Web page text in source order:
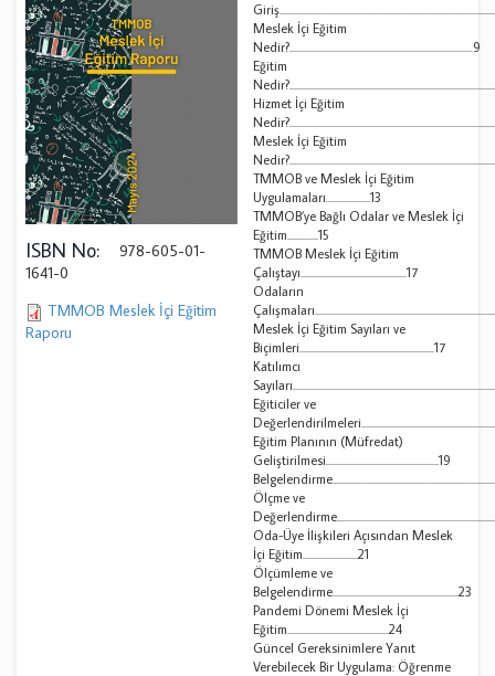
ISBN No:
978-605-01-
1641-0
TMMOB Meslek İçi Eğitim
Raporu
Meslek İçi Eğitim
Nedir?...................................................................................9
Eğitim
Hizmet İçi Eğitim
Meslek İçi Eğitim
TMMOB ve Meslek İçi Eğitim
Uygulamaları....................13
TMMOB’ye Bağlı Odalar ve Meslek İçi
Eğitim..............15
TMMOB Meslek İçi Eğitim
Çalıştayı................................................17
Odaların
Meslek İçi Eğitim Sayıları ve
Biçimleri.............................................................17
Katılımcı
Eğiticiler ve
Eğitim Planının (Müfredat)
Geliştirilmesi...................................................19
Ölçme ve
Oda-Üye İlişkileri Açısından Meslek
İçi Eğitim.........................21
Ölçümleme ve
Belgelendirme.........................................................23
Pandemi Dönemi Meslek İçi
Eğitim..............................................24
Güncel Gereksinimlere Yanıt
Verebilecek Bir Uygulama: Öğrenme